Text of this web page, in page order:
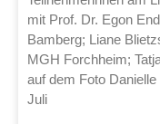
mit Prof. Dr. Egon
Bamberg; Liane
MGH Forchheim;
auf dem Foto
Juli